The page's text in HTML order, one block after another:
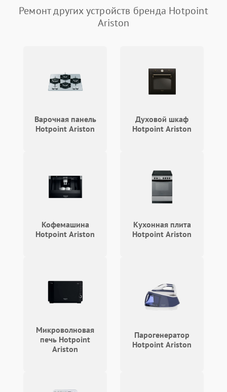
Проблемы с набором
воды
1800 ₽ Подробнее →
Проблемы с
Подробнее →
Ремонт других устройств бренда Hotpoint
Ariston
Варочная панель
Hotpoint Ariston
Духовой шкаф
Hotpoint Ariston
Кофемашина
Hotpoint Ariston
Кухонная плита
Hotpoint Ariston
Микроволновая
печь Hotpoint
Ariston
Парогенератор
Hotpoint Ariston